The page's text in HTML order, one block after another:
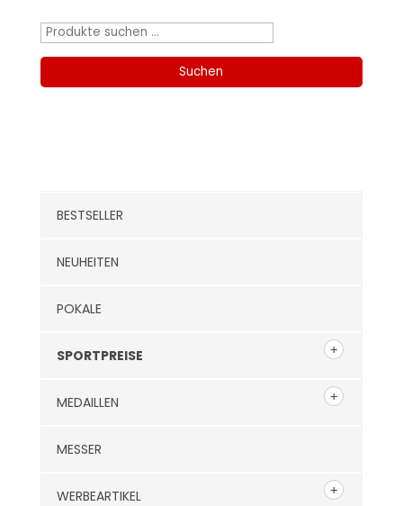
Suchen
Suchen
BESTSELLER
NEUHEITEN
POKALE
SPORTPREISE
MEDAILLEN
MESSER
WERBEARTIKEL